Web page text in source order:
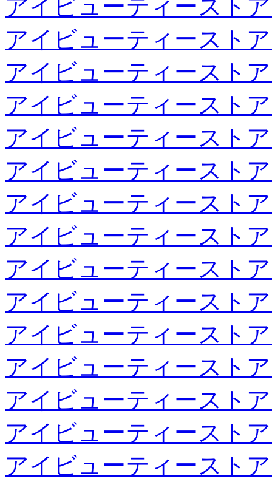
アイビューティースト
アイビューティースト
アイビューティースト
アイビューティースト
アイビューティースト
アイビューティースト
アイビューティースト
アイビューティースト
アイビューティースト
アイビューティースト
アイビューティースト
アイビューティースト
アイビューティースト
アイビューティースト
アイビューティースト